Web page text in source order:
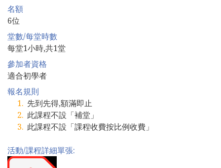
名額
6位
堂數/每堂時數
每堂1小時,共1堂
參加者資格
適合初學者
報名規則
先到先得,額滿即止
此課程不設「補堂」
此課程不設「課程收費按比例收費」
活動/課程詳細單張: